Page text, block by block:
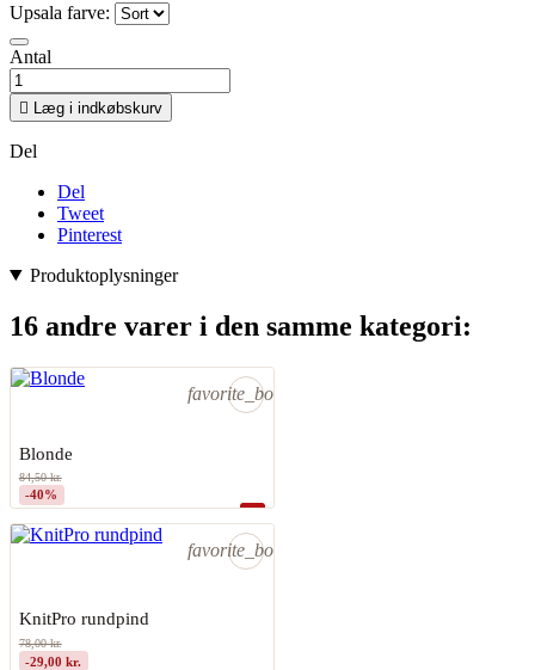
Upsala farve:
Antal
 Læg i indkøbskurv
Del
Del
Tweet
Pinterest
Produktoplysninger
16 andre varer i den samme kategori:
favorite_border
Blonde
84,50 kr.
-40%
50,70 kr.
På lager
favorite_border
KnitPro rundpind
KNIT PRO
78,00 kr.
-29,00 kr.